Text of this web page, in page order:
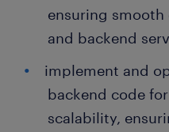
ensuring
and backend
implement and
backend code
scalability,